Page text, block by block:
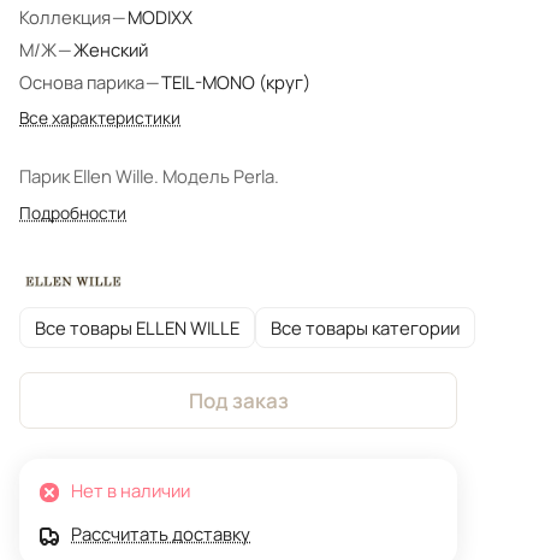
Коллекция—MODIXX
М/Ж—Женский
Основа парика—TEIL-MONO (круг)
Все характеристики
Парик Ellen Wille. Модель Perla.
Подробности
Все товары ELLEN WILLE Все товары категории
Под заказ
Нет в наличии
Рассчитать доставку